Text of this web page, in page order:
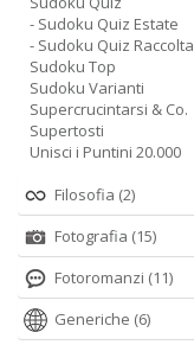
- Sudoku Quiz Estate
- Sudoku Quiz Raccolta
Sudoku Top
Sudoku Varianti
Supercrucintarsi & Co.
Supertosti
Unisci i Puntini 20.000
Filosofia (2)
Fotografia (15)
Fotoromanzi (11)
Generiche (6)